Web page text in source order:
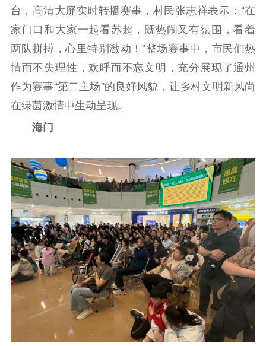
台，高清大屏实时转播赛事，村民张志祥表示：“在
家门口和大家一起看苏超，既热闹又有氛围，看着
两队拼搏，心里特别激动！”整场赛事中，市民们热
情而不失理性，欢呼而不忘文明，充分展现了通州
作为赛事“第二主场”的良好风貌，让乡村文明新风尚
在绿茵激情中生动呈现。
海门